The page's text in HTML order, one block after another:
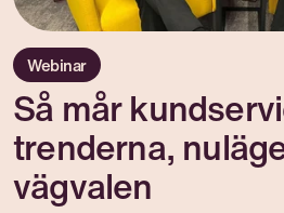
Webinar
Så mår
trenderna,
vägvalen